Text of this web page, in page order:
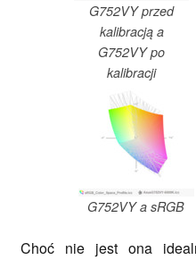
G752VY przed
kalibracją a
G752VY po
kalibracji
G752VY a sRGB
Choć nie jest ona